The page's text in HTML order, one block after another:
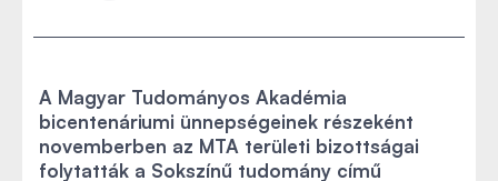
A Magyar Tudományos Akadémia
bicentenáriumi ünnepségeinek részeként
novemberben az MTA területi bizottságai
folytatták a Sokszínű tudomány című